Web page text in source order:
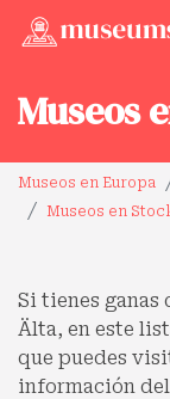
Museos
Museos en Europa
Museos en
Si tienes
Älta, en este
que puedes
información